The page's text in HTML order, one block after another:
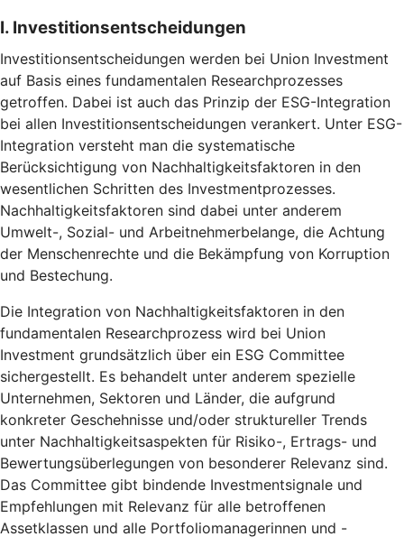
I. Investitionsentscheidungen
Investitionsentscheidungen werden bei Union Investment
auf Basis eines fundamentalen Researchprozesses
getroffen. Dabei ist auch das Prinzip der ESG-Integration
bei allen Investitionsentscheidungen verankert. Unter ESG-
Integration versteht man die systematische
Berücksichtigung von Nachhaltigkeitsfaktoren in den
wesentlichen Schritten des Investmentprozesses.
Nachhaltigkeitsfaktoren sind dabei unter anderem
Umwelt-, Sozial- und Arbeitnehmerbelange, die Achtung
der Menschenrechte und die Bekämpfung von Korruption
und Bestechung.
Die Integration von Nachhaltigkeitsfaktoren in den
fundamentalen Researchprozess wird bei Union
Investment grundsätzlich über ein ESG Committee
sichergestellt. Es behandelt unter anderem spezielle
Unternehmen, Sektoren und Länder, die aufgrund
konkreter Geschehnisse und/oder struktureller Trends
unter Nachhaltigkeitsaspekten für Risiko-, Ertrags- und
Bewertungsüberlegungen von besonderer Relevanz sind.
Das Committee gibt bindende Investmentsignale und
Empfehlungen mit Relevanz für alle betroffenen
Assetklassen und alle Portfoliomanagerinnen und -